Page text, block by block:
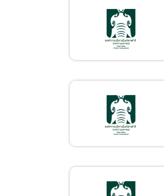
ประกาศผู้ชนะการเสนอราคา
ซื้อวัสดุสำหรับซ่อมผิว
จราจร ถนนทางเข้าและลาน
จอด 1, 2 โดยวิธีเฉพาะ
เจาะจง
ประกาศผู้ชนะการเสนอราคา
จ้างปรับปรุงคอกกักเสือ
โคร่งเบงกอล โดยวิธีเฉพาะ
เจาะจง
ประกาศผู้ชนะการเสนอราคา